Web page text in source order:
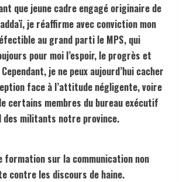
que jeune cadre engagé originaire de
je réaffirme avec conviction mon
au grand parti le MPS, qui
pour moi l’espoir, le progrès et
je ne peux aujourd’hui cacher
face à l’attitude négligente, voire
certains membres du bureau exécutif
des militants notre province.
formation sur la communication non
contre les discours de haine.